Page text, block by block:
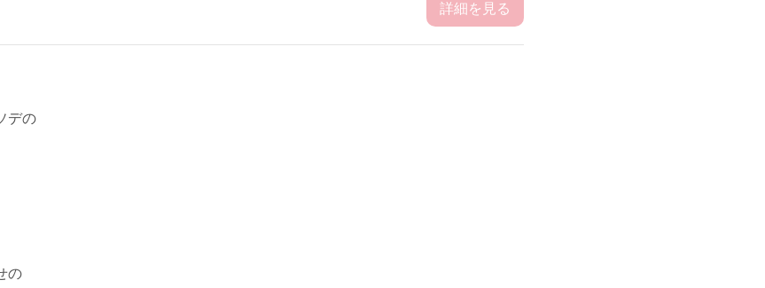
詳細を見る
デの
の